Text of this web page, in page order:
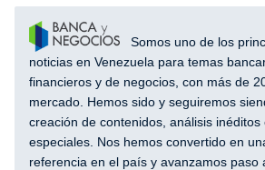
Somos uno de los
noticias en Venezuela para temas
financieros y de negocios, con más de
mercado. Hemos sido y seguiremos
creación de contenidos, análisis inéditos
especiales. Nos hemos convertido en
referencia en el país y avanzamos paso